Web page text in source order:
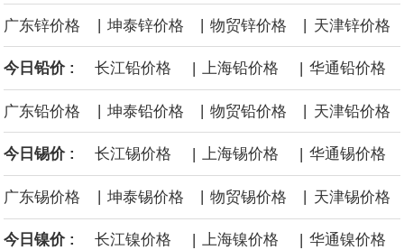
元上方的盘整区间中进一步上涨。
必和必拓港口联合工会：必和必拓西澳大利亚铁矿石业务的工人已
通知，将于8月9日实施24小时停工。
广东锌价格 | 坤泰锌价格 | 物贸锌价格 | 天津锌价格
今日铅价 : 长江铅价格 | 上海铅价格 | 华通铅价格
广东铅价格 坤泰铅价格 物贸铅价格 天津铅价格
今日锡价 : 长江锡价格 | 上海锡价格 | 华通锡价格
广东锡价格 坤泰锡价格 物贸锡价格 天津锡价格
今日镍价 : 长江镍价格 | 上海镍价格 | 华通镍价格